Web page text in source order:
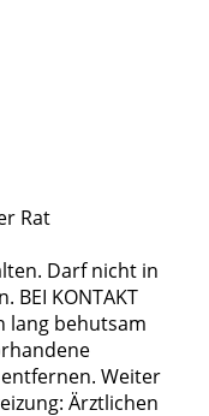
Rat
Darf nicht in
BEI KONTAKT
lang behutsam
Weiter
Ärztlichen